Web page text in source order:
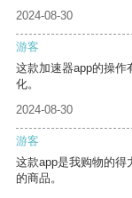
2024-08-30
游客
这款加速器app的操作
化。
2024-08-30
游客
这款app是我购物的得
的商品。